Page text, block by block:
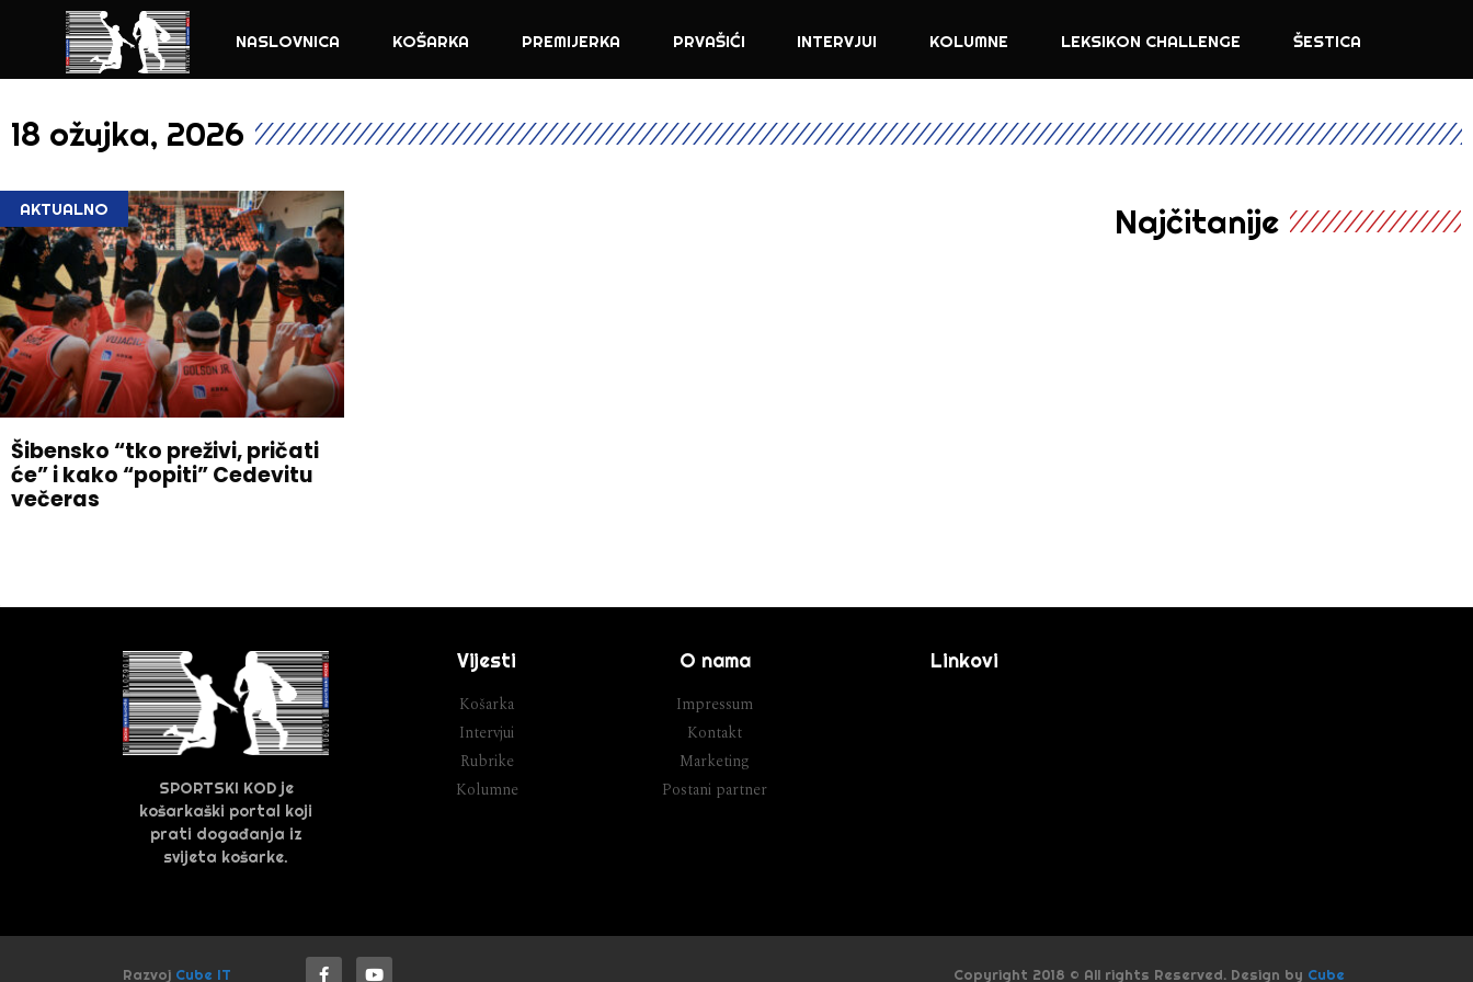
NASLOVNICA KOŠARKA PREMIJERKA PRVAŠIĆI INTERVJUI KOLUMNE LEKSIKON CHALLENGE ŠESTICA
18 ožujka, 2026
AKTUALNO
Šibensko “tko preživi, pričati
će” i kako “popiti” Cedevitu
večeras
Najčitanije
SPORTSKI KOD je
košarkaški portal koji
prati događanja iz
svijeta košarke.
Vijesti
Košarka
Intervjui
Rubrike
Kolumne
O nama
Impressum
Kontakt
Marketing
Postani partner
Linkovi
Razvoj Cube IT Copyright 2018 © All rights Reserved. Design by Cube